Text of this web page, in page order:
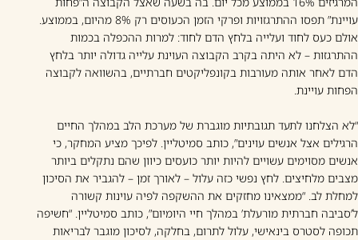
עויינת” תפסו ההתרגזויות ופרקי הזמן הכעוסים רק 8% מהיום, בממוצע.
אולם כעס לחוד ועלייה בלחץ הדם לחוד: למרות ההכפלה בכמות
ההתרגזות – לא היתה בקרב הקבוצה העוינת עלייה גדולה יותר בלחץ
הדם לאחר אותה מעורבות בקונפליקטים חברתיים, בהשוואה לקבוצה
הפחות עויינת.
“לא הצלחנו לתעד תגובתיות מוגברת של מערכת הלב במהלך החיים
הרגילים אצל אנשים עוינים”, כותב סמיטליין. לפיכך מציע המחקר, כי
אנשים מסוימים עשויים להיות יותר כועסים כיוון שהם נתקלים ביותר
מצבים מלחיצים. לחץ נפשי כזה עלול – לאורך זמן – להגביר את הסיכון
למחלת לב. “ממצאינו מחזקים את ההשקפה לפיה עוינות קשורה
ל’סביבה חברתית מורעלת’ במהלך חיי היומיום”, כותב סמיטליין. “חשיפה
תכופה לסטרס בינאישי, עלול לתרום, בחלקה, לסיכון מוגבר לבריאות